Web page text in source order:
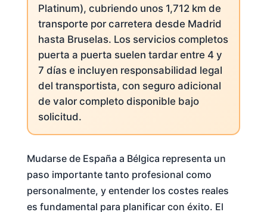
Platinum), cubriendo unos 1,712 km de
transporte por carretera desde Madrid
hasta Bruselas. Los servicios completos
puerta a puerta suelen tardar entre 4 y
7 días e incluyen responsabilidad legal
del transportista, con seguro adicional
de valor completo disponible bajo
solicitud.
Mudarse de España a Bélgica representa un
paso importante tanto profesional como
personalmente, y entender los costes reales
es fundamental para planificar con éxito. El